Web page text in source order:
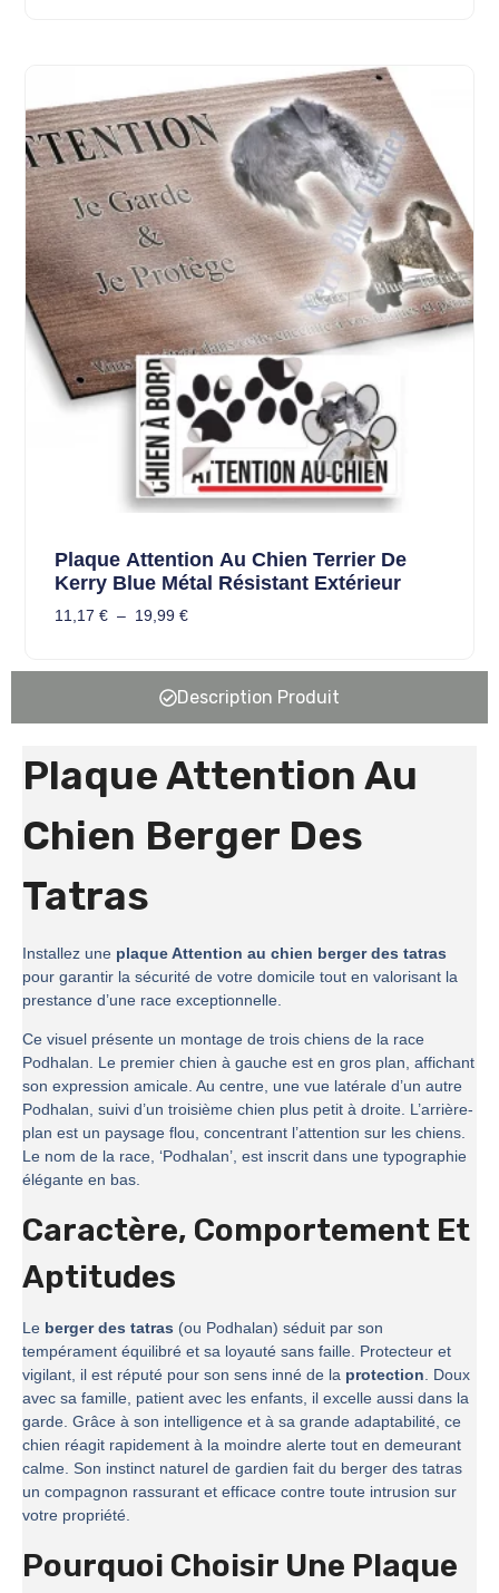
Plaque Attention Au Chien Terrier De
Kerry Blue Métal Résistant Extérieur
11,17 € – 19,99 €
Description Produit
Plaque Attention Au
Chien Berger Des
Tatras
Installez une plaque Attention au chien berger des tatras
pour garantir la sécurité de votre domicile tout en valorisant la
prestance d’une race exceptionnelle.
Ce visuel présente un montage de trois chiens de la race
Podhalan. Le premier chien à gauche est en gros plan, affichant
son expression amicale. Au centre, une vue latérale d’un autre
Podhalan, suivi d’un troisième chien plus petit à droite. L’arrière-
plan est un paysage flou, concentrant l’attention sur les chiens.
Le nom de la race, ‘Podhalan’, est inscrit dans une typographie
élégante en bas.
Caractère, Comportement Et
Aptitudes
Le berger des tatras (ou Podhalan) séduit par son
tempérament équilibré et sa loyauté sans faille. Protecteur et
vigilant, il est réputé pour son sens inné de la protection. Doux
avec sa famille, patient avec les enfants, il excelle aussi dans la
garde. Grâce à son intelligence et à sa grande adaptabilité, ce
chien réagit rapidement à la moindre alerte tout en demeurant
calme. Son instinct naturel de gardien fait du berger des tatras
un compagnon rassurant et efficace contre toute intrusion sur
votre propriété.
Pourquoi Choisir Une Plaque